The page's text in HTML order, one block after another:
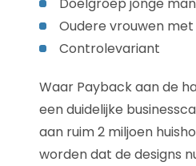
Oudere vrouwen
Controlevariant
Waar Payback aan de
een duidelijke
aan ruim 2 miljoen
worden dat de designs